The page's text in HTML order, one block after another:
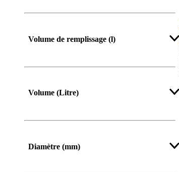
Volume de remplissage (l)
Volume (Litre)
Diamètre (mm)